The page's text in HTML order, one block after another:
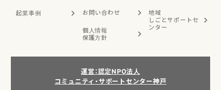
起業事例
お問い合わせ
個人情報
保護方針
地域
しごとサポートセ
ンター
運営：認定NPO法人
コミュニティ・サポートセンター神戸